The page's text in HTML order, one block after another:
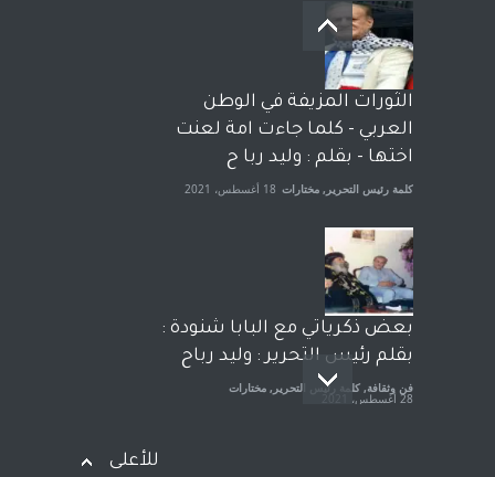
بعد معارك قضائية طاحنة كتب
وترافع فيها بنفسه مرة اخرى..
الشيخ طارق يوسف يقهر
الحكومة الأمريكية ، فأعطوه
الجنسية عن يد وهم صاغرون،
آراء حرة مختارات 7 أبريل، 2023
الثورات المزيفة في الوطن
العربي - كلما جاءت امة لعنت
اختها - بقلم : وليد ربا ح
كلمة رئيس التحرير , مختارات 18 أغسطس، 2021
بعض ذكرياتي مع البابا شنودة :
بقلم رئيس التحرير : وليد رباح
فن وثقافة, كلمة رئيس التحرير , مختارات
28 أغسطس، 2021
للأعلى